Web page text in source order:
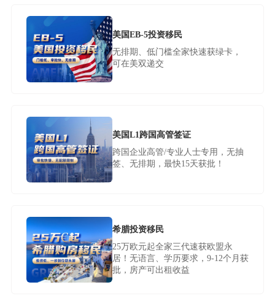
美国EB-5投资移民
无排期、低门槛全家快速获绿卡，
可在美双递交
美国L1跨国高管签证
跨国企业高管/专业人士专用，无抽
签、无排期，最快15天获批！
希腊投资移民
25万欧元起全家三代速获欧盟永
居！无语言、学历要求，9-12个月获
批，房产可出租收益